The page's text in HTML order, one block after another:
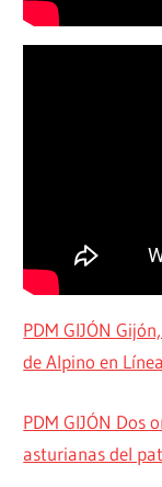
PDM GIJÓN
de Alpino en Línea
PDM GIJÓN Dos
asturianas del